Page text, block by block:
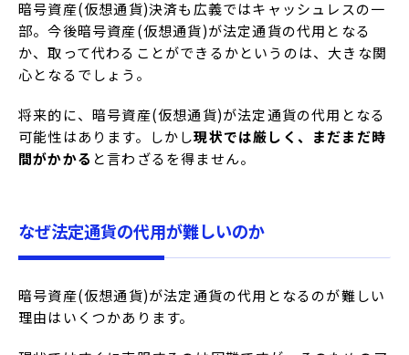
暗号資産(仮想通貨)決済も広義ではキャッシュレスの一
部。今後暗号資産(仮想通貨)が法定通貨の代用となる
か、取って代わることができるかというのは、大きな関
心となるでしょう。
将来的に、暗号資産(仮想通貨)が法定通貨の代用となる
可能性はあります。しかし現状では厳しく、まだまだ時
間がかかる と言わざるを得ません。
なぜ法定通貨の代用が難しいのか
暗号資産(仮想通貨)が法定通貨の代用となるのが難しい
理由はいくつかあります。